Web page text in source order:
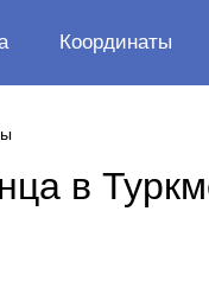
Координаты
в